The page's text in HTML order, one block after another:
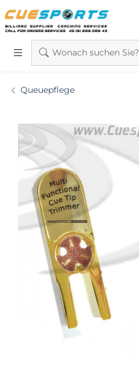
Wonach suchen Sie?
Queuepflege